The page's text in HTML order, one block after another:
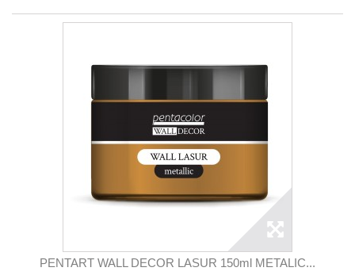
PENTART WALL DECOR LASUR 150ml METALIC...